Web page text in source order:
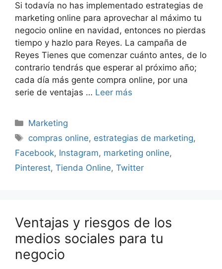
Si todavía no has implementado estrategias de
marketing online para aprovechar al máximo tu
negocio online en navidad, entonces no pierdas
tiempo y hazlo para Reyes. La campaña de
Reyes Tienes que comenzar cuánto antes, de lo
contrario tendrás que esperar al próximo año;
cada día más gente compra online, por una
serie de ventajas … Leer más
Categorías
Marketing
Etiquetas
compras online, estrategias de marketing,
Facebook, Instagram, marketing online,
Pinterest, Tienda Online, Twitter
Ventajas y riesgos de los
medios sociales para tu
negocio